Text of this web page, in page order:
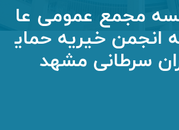
مجمع عمومی عا
انجمن خیریه حمای
سرطانی مشهد